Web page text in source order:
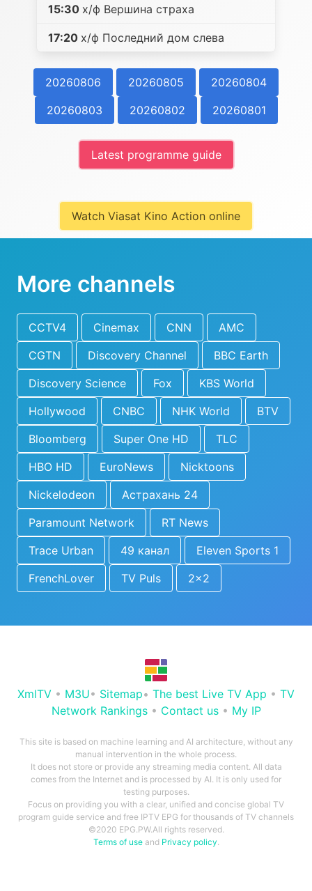
15:30 х/ф Вершина страха
17:20 х/ф Последний дом слева
20260806 20260805
20260804
20260803
20260802 20260801
Latest programme guide
Watch Viasat Kino Action online
More channels
CCTV4 Cinemax CNN
AMC
CGTN
Discovery Channel
BBC Earth
Discovery Science
Fox
KBS World
Hollywood
CNBC NHK World
BTV
Bloomberg
Super One HD
TLC
HBO HD
EuroNews
Nicktoons
Nickelodeon
Астрахань 24
Paramount Network
RT News
Trace Urban
49 канал
Eleven Sports 1
FrenchLover
TV Puls 2x2
XmlTV • M3U• Sitemap• The best Live TV App • TV
Network Rankings• Contact us• My IP
This site is based on machine learning and AI architecture, without any
manual intervention in the whole process.
It does not store or provide any streaming media content. All data
comes from the Internet and is processed by AI. It is only used for
testing purposes.
Focus on providing you with a clear, unified and concise global TV
program guide service and free IPTV EPG for thousands of TV channels
©2020 EPG.PW.All rights reserved.
Terms of useand Privacy policy.